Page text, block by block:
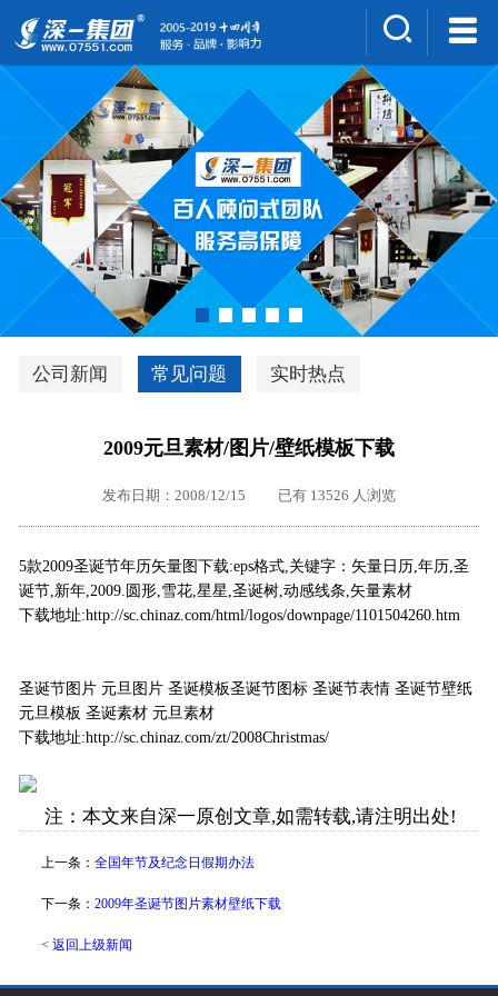
集团介绍
人才招聘
案例展示
新闻中心
深一风采
联系我们
深优通系统V3.0
深一集团优势
外地客户专栏
工单提交
公司新闻 常见问题 实时热点
2009元旦素材/图片/壁纸模板下载
发布日期：2008/12/15 已有 13526 人浏览
5款2009圣诞节年历矢量图下载:eps格式,关键字：矢量日历,年历,圣
诞节,新年,2009.圆形,雪花,星星,圣诞树,动感线条,矢量素材
下载地址:http://sc.chinaz.com/html/logos/downpage/1101504260.htm
圣诞节图片 元旦图片 圣诞模板圣诞节图标 圣诞节表情 圣诞节壁纸
元旦模板 圣诞素材 元旦素材
下载地址:http://sc.chinaz.com/zt/2008Christmas/
注：本文来自深一原创文章,如需转载,请注明出处!
上一条： 全国年节及纪念日假期办法
下一条： 2009年圣诞节图片素材壁纸下载
< 返回上级新闻